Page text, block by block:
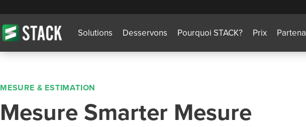
Solutions Desservons Pourquoi STACK? Prix
MESURE & ESTIMATION
Mesure Smarter Mesure